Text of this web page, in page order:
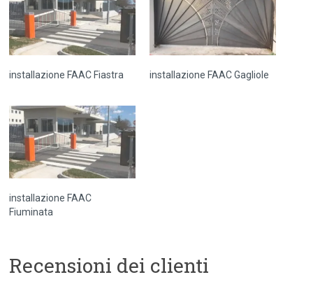
installazione FAAC Fiastra installazione FAAC Gagliole
installazione FAAC
Fiuminata
Recensioni dei clienti